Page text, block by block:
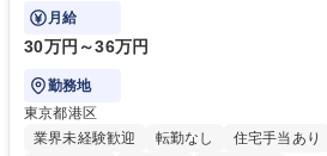
ブランド商品の事務業務をお任せいたします。
月給
30万円～36万円
勤務地
東京都港区
業界未経験歓迎
転勤なし 住宅手当あり